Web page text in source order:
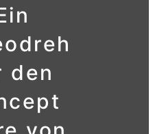
den